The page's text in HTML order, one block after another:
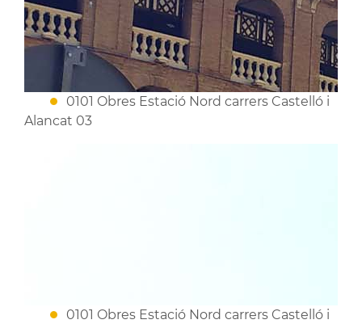
0101 Obres Estació Nord carrers Castelló i
Alancat 03
0101 Obres Estació Nord carrers Castelló i